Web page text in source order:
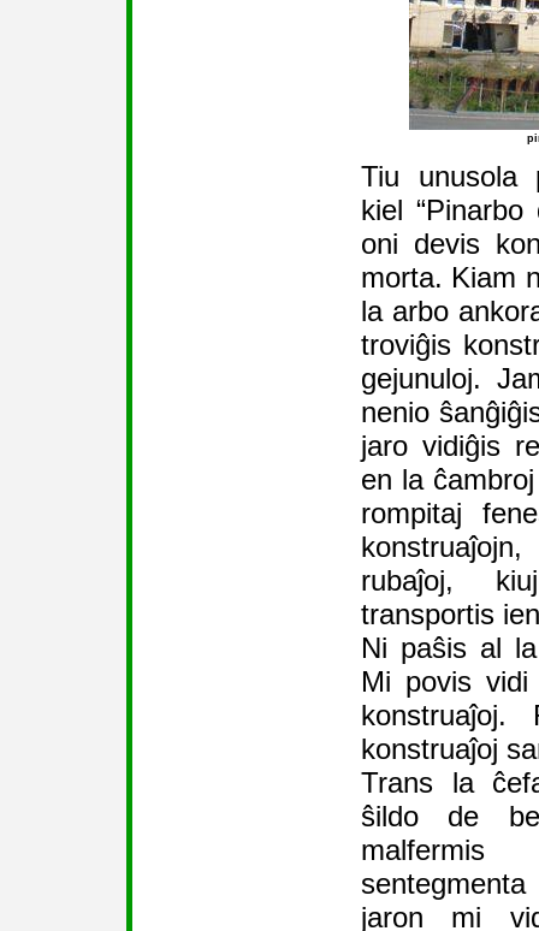
Tiu unusola
kiel
oni devis
morta. Kiam
la arbo
troviĝis
gejunuloj.
nenio
jaro vidiĝis
en la
rompitaj
rubaĵoj,
transportis
Ni paŝis al
Mi povis
konstruaĵoj
Trans la
ŝildo de
jaron mi